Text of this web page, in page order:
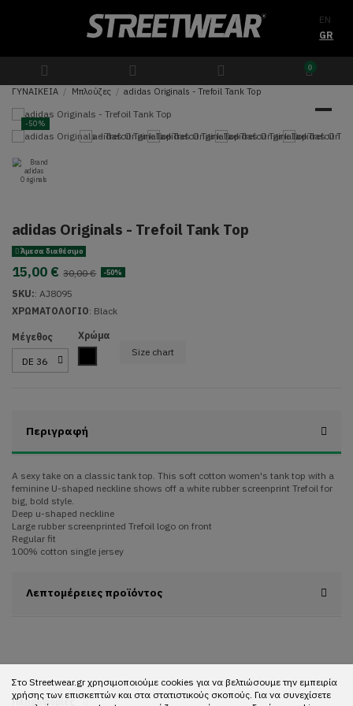
EN
GR
0
ΓΥΝΑΙΚΕΙΑ Μπλούζες adidas Originals - Trefoil Tank Top
-50%
adidas Originals - Trefoil Tank Top
Άμεσα διαθέσιμο
15,00 € 30,00 € -50%
SKU:: AJ8095
ΧΡΩΜΑΤΟΛΟΓΙΟ: Black
Μέγεθος
Χρώμα
Size chart
Περιγραφή
A sexy take on a classic tank top. This soft cotton women's tank top with a
feminine U-shaped neckline shows off a white rubber screenprint Trefoil for
big, bold style.
Deep u-shaped neckline
Large rubber screenprinted Trefoil logo on front
Regular fit
100% cotton single jersey
Λεπτομέρειες προϊόντος
Πληροφορίες
Στο Streetwear.gr χρησιμοποιούμε cookies για να βελτιώσουμε την εμπειρία
χρήσης των επισκεπτών και στα στατιστικούς σκοπούς. Για να συνεχίσετε